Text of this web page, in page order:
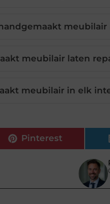
meubilair
meubilair laten
meubilair in elk
Pinterest